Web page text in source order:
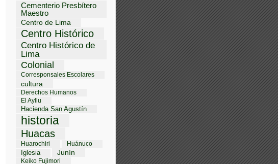
Cementerio Presbítero
Maestro
Centro de Lima
Centro Histórico
Centro Histórico de
Lima
Colonial
Corresponsales Escolares
cultura
Derechos Humanos
El Ayllu
Hacienda San Agustín
historia
Huacas
Huarochiri Huánuco
Iglesia Junín
Keiko Fujimori